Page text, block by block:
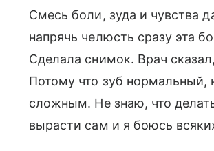
Смесь боли, зуда и чувства
напрячь челюсть сразу эта
Сделала снимок. Врач
Потому что зуб нормальный,
сложным. Не знаю, что
вырасти сам и я боюсь